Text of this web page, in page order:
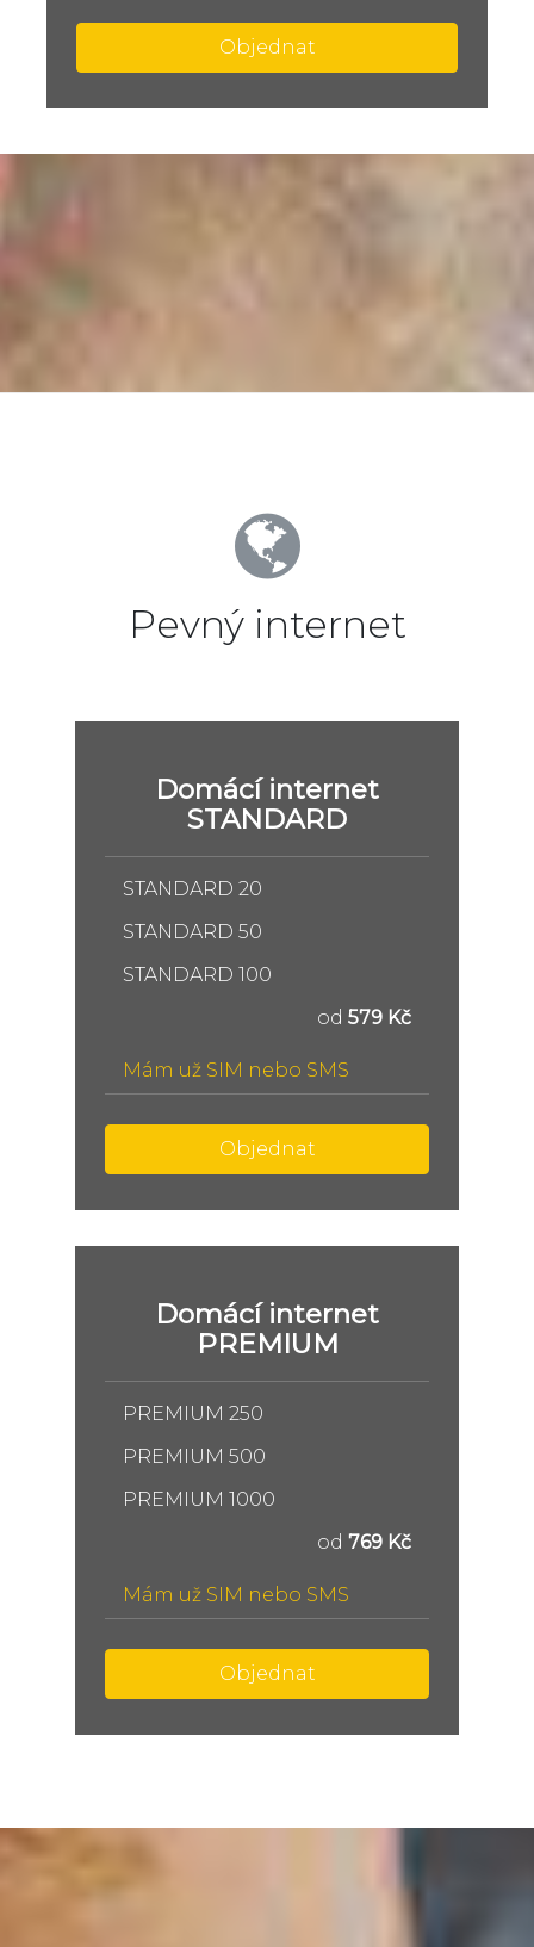
Objednat
Pevný internet
Domácí internet
STANDARD
STANDARD 20
STANDARD 50
STANDARD 100
od 579 Kč
Mám už SIM nebo SMS
Objednat
Domácí internet
PREMIUM
PREMIUM 250
PREMIUM 500
PREMIUM 1000
od 769 Kč
Mám už SIM nebo SMS
Objednat